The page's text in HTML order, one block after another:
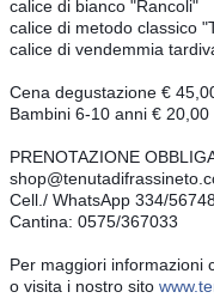
calice di bianco "Rancoli"
calice di metodo classico
calice di vendemmia
Cena degustazione €
Bambini 6-10 anni € 20,00
PRENOTAZIONE
Cell./ WhatsApp 334/
Cantina: 0575/367033
Per maggiori informazioni
o visita i nostro sito